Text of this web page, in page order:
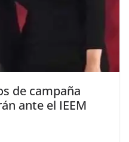
de campaña
ante el IEEM